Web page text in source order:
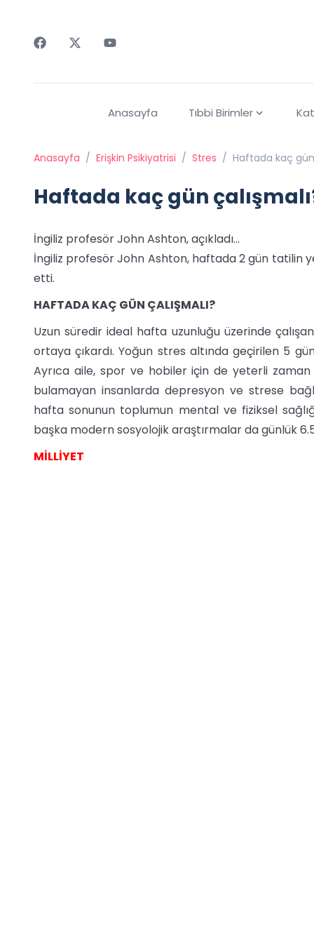
Anasayfa Tıbbi Birimler
Anasayfa / Erişkin Psikiyatrisi / Stres / Haftada kaç gün
Haftada kaç gün
İngiliz profesör John Ashton, açıkladı...
İngiliz profesör John Ashton, haftada 2 gün tatilin
etti.
HAFTADA KAÇ GÜN ÇALIŞMALI?
Uzun süredir ideal hafta uzunluğu üzerinde
ortaya çıkardı. Yoğun stres altında geçirilen 5
Ayrıca aile, spor ve hobiler için de yeterli
bulamayan insanlarda depresyon ve strese
hafta sonunun toplumun mental ve fiziksel
başka modern sosyolojik araştırmalar da günlük
MİLLİYET